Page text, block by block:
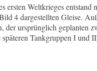
ersten Weltkrieges entstand
4 dargestellten Gleise.
der ursprünglich geplanten
Tankgruppen I und